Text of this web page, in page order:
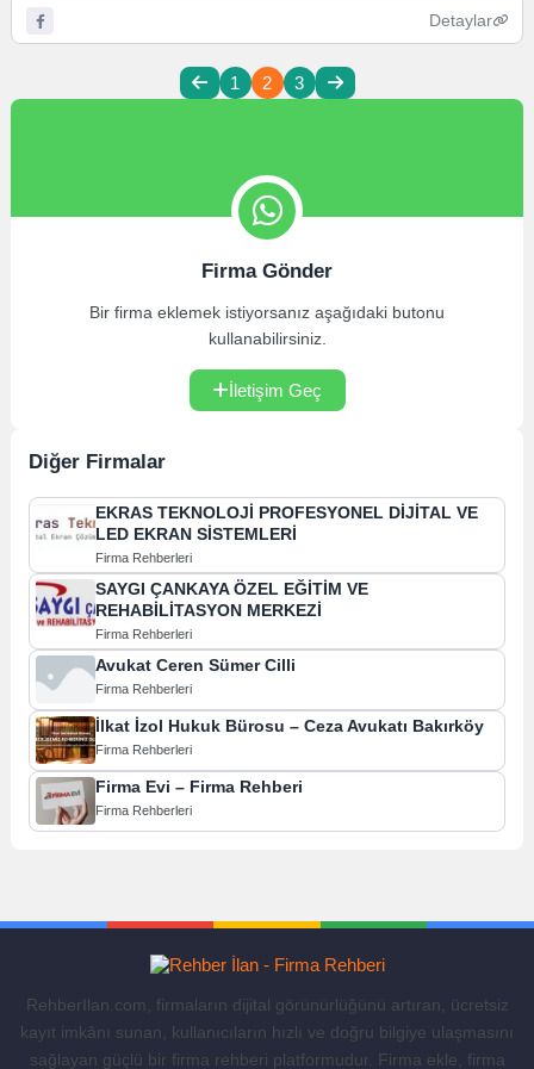
Detaylar
1 2 3
Firma Gönder
Bir firma eklemek istiyorsanız aşağıdaki butonu
kullanabilirsiniz.
İletişim Geç
Diğer Firmalar
EKRAS TEKNOLOJİ PROFESYONEL DİJİTAL VE
LED EKRAN SİSTEMLERİ
Firma Rehberleri
SAYGI ÇANKAYA ÖZEL EĞİTİM VE
REHABİLİTASYON MERKEZİ
Firma Rehberleri
Avukat Ceren Sümer Cilli
Firma Rehberleri
İlkat İzol Hukuk Bürosu – Ceza Avukatı Bakırköy
Firma Rehberleri
Firma Evi – Firma Rehberi
Firma Rehberleri
RehberIlan.com, firmaların dijital görünürlüğünü artıran, ücretsiz
kayıt imkânı sunan, kullanıcıların hızlı ve doğru bilgiye ulaşmasını
sağlayan güçlü bir firma rehberi platformudur. Firma ekle, firma